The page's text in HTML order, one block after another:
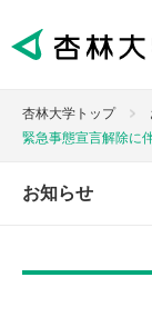
杏林大学トップ
緊急事態宣言解除に
お知らせ